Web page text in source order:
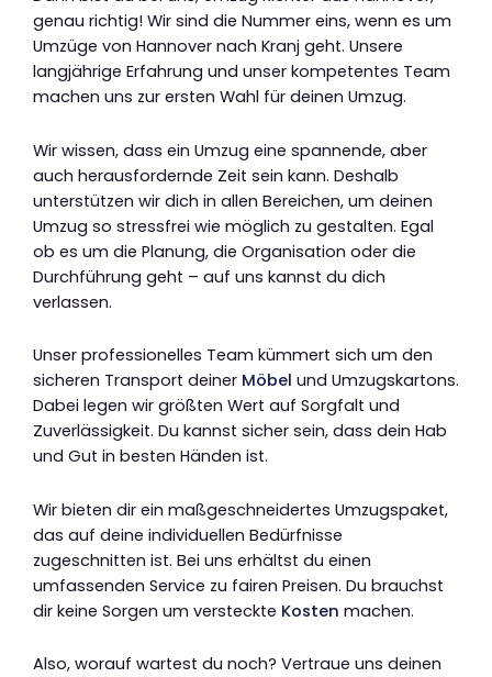
genau richtig! Wir sind die Nummer eins, wenn es um
Umzüge von Hannover nach Kranj geht. Unsere
langjährige Erfahrung und unser kompetentes Team
machen uns zur ersten Wahl für deinen Umzug.
Wir wissen, dass ein Umzug eine spannende, aber
auch herausfordernde Zeit sein kann. Deshalb
unterstützen wir dich in allen Bereichen, um deinen
Umzug so stressfrei wie möglich zu gestalten. Egal
ob es um die Planung, die Organisation oder die
Durchführung geht – auf uns kannst du dich
verlassen.
Unser professionelles Team kümmert sich um den
sicheren Transport deiner Möbel und Umzugskartons.
Dabei legen wir größten Wert auf Sorgfalt und
Zuverlässigkeit. Du kannst sicher sein, dass dein Hab
und Gut in besten Händen ist.
Wir bieten dir ein maßgeschneidertes Umzugspaket,
das auf deine individuellen Bedürfnisse
zugeschnitten ist. Bei uns erhältst du einen
umfassenden Service zu fairen Preisen. Du brauchst
dir keine Sorgen um versteckte Kosten machen.
Also, worauf wartest du noch? Vertraue uns deinen